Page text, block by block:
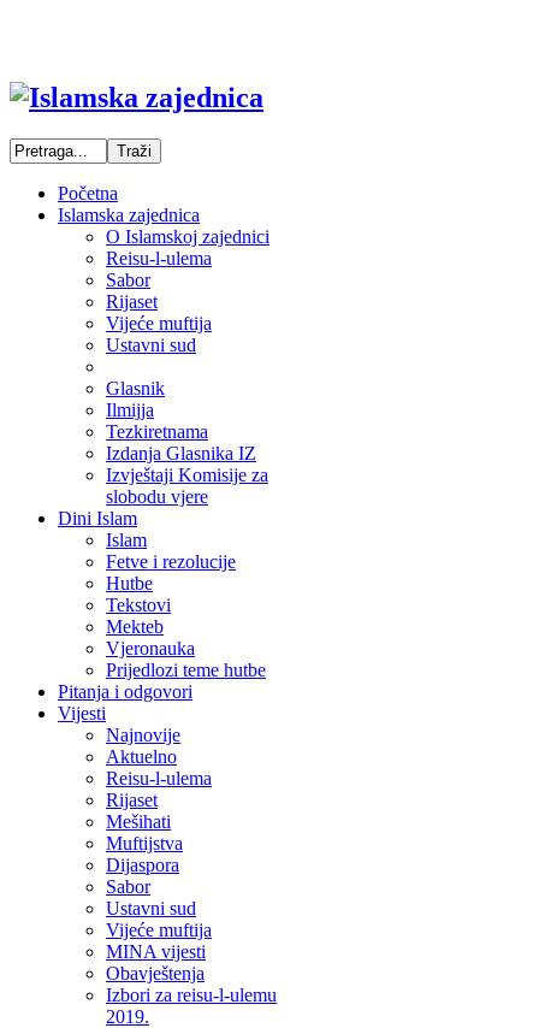
Početna
Islamska zajednica
O Islamskoj zajednici
Reisu-l-ulema
Sabor
Rijaset
Vijeće muftija
Ustavni sud
Glasnik
Ilmijja
Tezkiretnama
Izdanja Glasnika IZ
Izvještaji Komisije za
slobodu vjere
Dini Islam
Islam
Fetve i rezolucije
Hutbe
Tekstovi
Mekteb
Vjeronauka
Prijedlozi teme hutbe
Pitanja i odgovori
Vijesti
Najnovije
Aktuelno
Reisu-l-ulema
Rijaset
Mešihati
Muftijstva
Dijaspora
Sabor
Ustavni sud
Vijeće muftija
MINA vijesti
Obavještenja
Izbori za reisu-l-ulemu
2019.